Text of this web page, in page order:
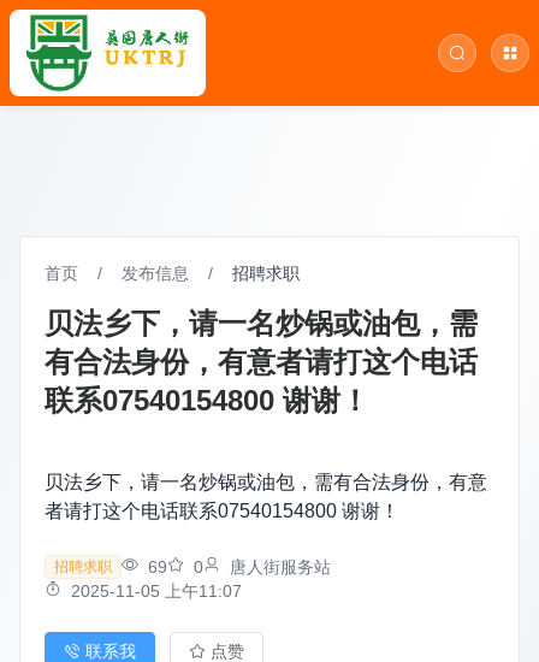
首页 / 发布信息 / 招聘求职
贝法乡下，请一名炒锅或油包，需
有合法身份，有意者请打这个电话
联系07540154800 谢谢！
贝法乡下，请一名炒锅或油包，需有合法身份，有意
者请打这个电话联系07540154800 谢谢！
招聘求职 69 0
唐人街服务站
2025-11-05 上午11:07
联系我 点赞